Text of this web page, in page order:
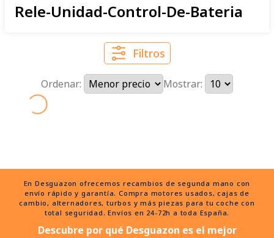
Rele-Unidad-Control-De-Bateria
Filtros
Ordenar: Mostrar:
En Desguazon ofrecemos recambios de segunda mano con
envío rápido y garantía. Compra motores usados, cajas de
cambio, alternadores, turbos y más piezas para tu coche con
total seguridad. Envíos en 24-72h a toda España.
Descubre por qué Desguazon es el mejor